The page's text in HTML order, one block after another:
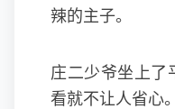
辣的主子。
庄二少爷坐上了
看就不让人省心。